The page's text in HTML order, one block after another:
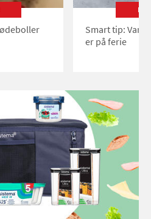
Smart tip:
er på ferie